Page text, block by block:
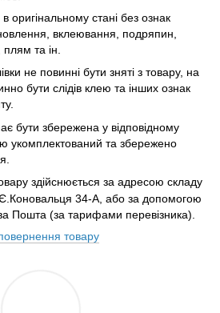
оригінальному стані без ознак
вклеювання, подряпин,
плям та ін.
не повинні бути зняті з товару, на
бути слідів клею та інших ознак
бути збережена у відповідному
укомплектований та збережено
здійснюється за адресою складу
34-А, або за допомогою
Пошта (за тарифами перевізника).
товару